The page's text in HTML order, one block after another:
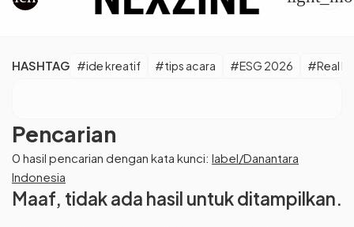
HASHTAG #ide kreatif #tips acara #ESG 2026 #Real
Pencarian
0 hasil pencarian dengan kata kunci: label/Danantara
Indonesia
Maaf, tidak ada hasil untuk ditampilkan.